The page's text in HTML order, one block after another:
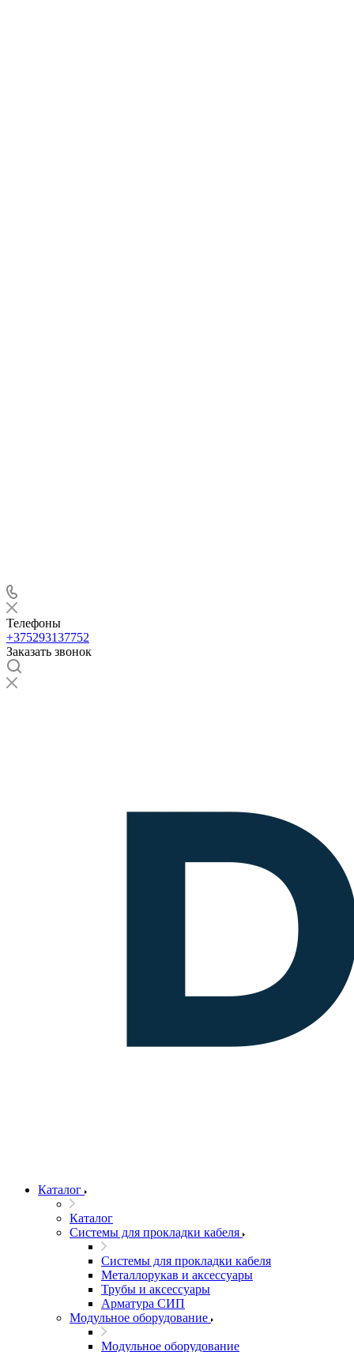
Телефоны
+375293137752
Заказать звонок
Каталог
Каталог
Системы для прокладки кабеля
Системы для прокладки кабеля
Металлорукав и аксессуары
Трубы и аксессуары
Арматура СИП
Модульное оборудование
Модульное оборудование